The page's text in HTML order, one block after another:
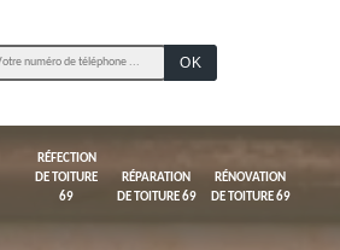
RÉFECTION
DE TOITURE
69
RÉPARATION
DE TOITURE 69
RÉNOVATION
DE TOITURE 69